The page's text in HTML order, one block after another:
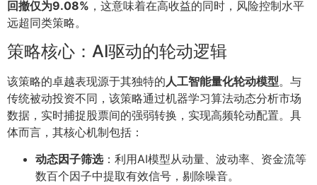
回撤仅为9.08% ，这意味着在高收益的同时，风险控制水平
远超同类策略。
策略核心：AI驱动的轮动逻辑
该策略的卓越表现源于其独特的 人工智能量化轮动模型。与
传统被动投资不同，该策略通过机器学习算法动态分析市场
数据，实时捕捉股票间的强弱转换，实现高频轮动配置。具
体而言，其核心机制包括：
动态因子筛选：利用AI模型从动量、波动率、资金流等
数百个因子中提取有效信号，剔除噪音。